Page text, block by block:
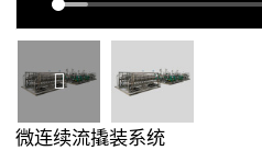
微连续流撬装系统